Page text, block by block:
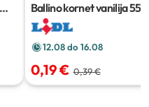
Ballino kornet vanilija55 g
12.08 do 16.08
0,19 € 0,39 €